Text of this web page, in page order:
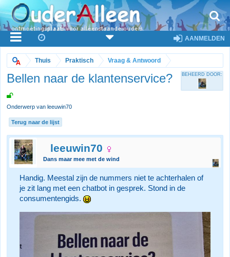
AANMELDEN
Thuis Praktisch Vraag & Antwoord
Bellen naar de klantenservice?
Onderwerp van leeuwin70
BEHEERD DOOR:
Terug naar de lijst
leeuwin70
Dans maar mee met de wind
Handig. Meestal zijn de nummers niet te achterhalen of
je zit lang met een chatbot in gesprek. Stond in de
consumentengids.